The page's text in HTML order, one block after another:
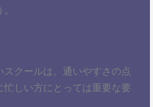
クールは、通いやすさの点
しい方にとっては重要な要